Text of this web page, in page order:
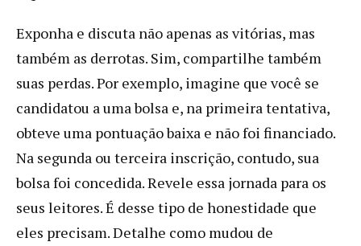
Exponha e discuta não apenas as vitórias, mas
também as derrotas. Sim, compartilhe também
suas perdas. Por exemplo, imagine que você se
candidatou a uma bolsa e, na primeira tentativa,
obteve uma pontuação baixa e não foi financiado.
Na segunda ou terceira inscrição, contudo, sua
bolsa foi concedida. Revele essa jornada para os
seus leitores. É desse tipo de honestidade que
eles precisam. Detalhe como mudou de